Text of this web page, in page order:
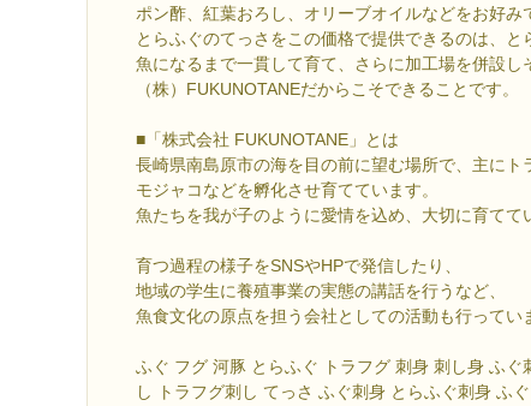
ポン酢、紅葉おろし、オリーブオイルなどをお好み
とらふぐのてっさをこの価格で提供できるのは、
魚になるまで一貫して育て、さらに加工場を併設し
（株）FUKUNOTANEだからこそできることです。
■「株式会社 FUKUNOTANE」とは
長崎県南島原市の海を目の前に望む場所で、主にト
モジャコなどを孵化させ育てています。
魚たちを我が子のように愛情を込め、大切に育てて
育つ過程の様子をSNSやHPで発信したり、
地域の学生に養殖事業の実態の講話を行うなど、
魚食文化の原点を担う会社としての活動も行ってい
ふぐ フグ 河豚 とらふぐ トラフグ 刺身 刺し身 ふぐ
し トラフグ刺し てっさ ふぐ刺身 とらふぐ刺身 ふ